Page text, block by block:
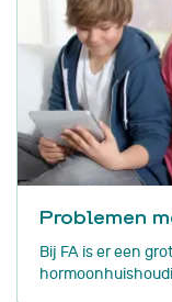
Problemen
Bij FA is er een